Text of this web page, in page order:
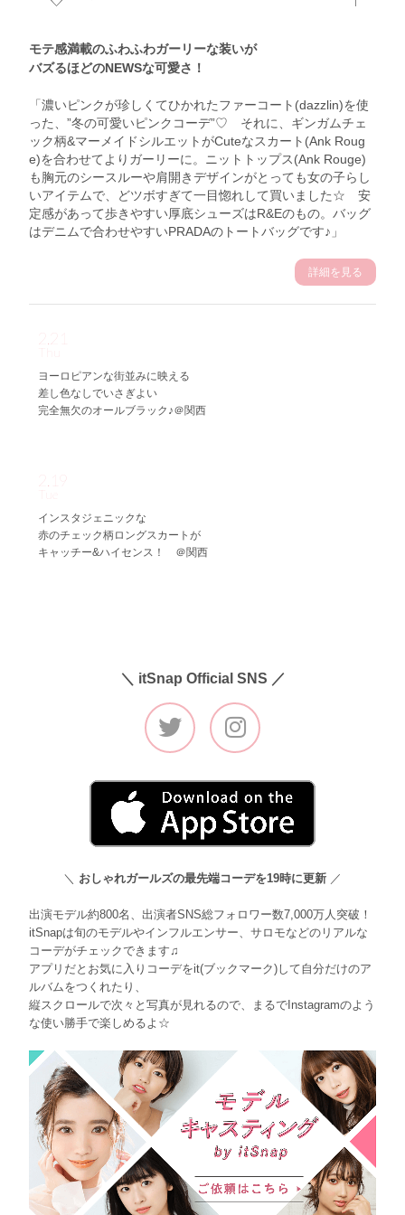
モテ感満載のふわふわガーリーな装いが
バズるほどのNEWSな可愛さ！
「濃いピンクが珍しくてひかれたファーコート(dazzlin)を使
った、”冬の可愛いピンクコーデ”♡ それに、ギンガムチェ
ック柄&マーメイドシルエットがCuteなスカート(Ank Roug
e)を合わせてよりガーリーに。ニットトップス(Ank Rouge)
も胸元のシースルーや肩開きデザインがとっても女の子らし
いアイテムで、どツボすぎて一目惚れして買いました☆ 安
定感があって歩きやすい厚底シューズはR&Eのもの。バッグ
はデニムで合わせやすいPRADAのトートバッグです♪」
詳細を見る
ヨーロピアンな街並みに映える
差し色なしでいさぎよい
完全無欠のオールブラック♪＠関西
インスタジェニックな
赤のチェック柄ロングスカートが
キャッチー&ハイセンス！ ＠関西
＼ itSnap Official SNS ／
＼ おしゃれガールズの最先端コーデを19時に更新 ／
出演モデル約800名、出演者SNS総フォロワー数7,000万人突破！
itSnapは旬のモデルやインフルエンサー、サロモなどのリアルな
コーデがチェックできます♫
アプリだとお気に入りコーデをit(ブックマーク)して自分だけのア
ルバムをつくれたり、
縦スクロールで次々と写真が見れるので、まるでInstagramのよう
な使い勝手で楽しめるよ☆